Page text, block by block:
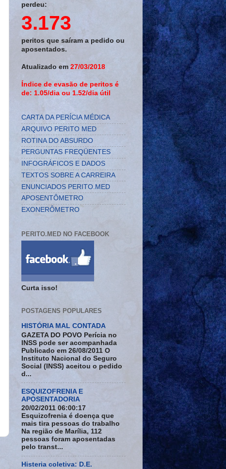
perdeu:
3.173
peritos que saíram a pedido ou
aposentados.
Atualizado em 27/03/2018
Índice de evasão de peritos é
de: 1.05/dia ou 1.52/dia útil
CARTA DA PERÍCIA MÉDICA
ARQUIVO PERITO MED
ROTINA DO ABSURDO
PERGUNTAS FREQÜENTES
INFOGRÁFICOS E DADOS
TEXTOS SOBRE A CARREIRA
ENUNCIADOS PERITO.MED
APOSENTÔMETRO
EXONERÔMETRO
PERITO.MED NO FACEBOOK
Curta isso!
POSTAGENS POPULARES
HISTÓRIA MAL CONTADA
GAZETA DO POVO Perícia no
INSS pode ser acompanhada
Publicado em 26/08/2011 O
Instituto Nacional do Seguro
Social (INSS) aceitou o pedido
d...
ESQUIZOFRENIA E
APOSENTADORIA
20/02/2011 06:00:17
Esquizofrenia é doença que
mais tira pessoas do trabalho
Na região de Marília, 112
pessoas foram aposentadas
pelo transt...
Histeria coletiva: D.E.